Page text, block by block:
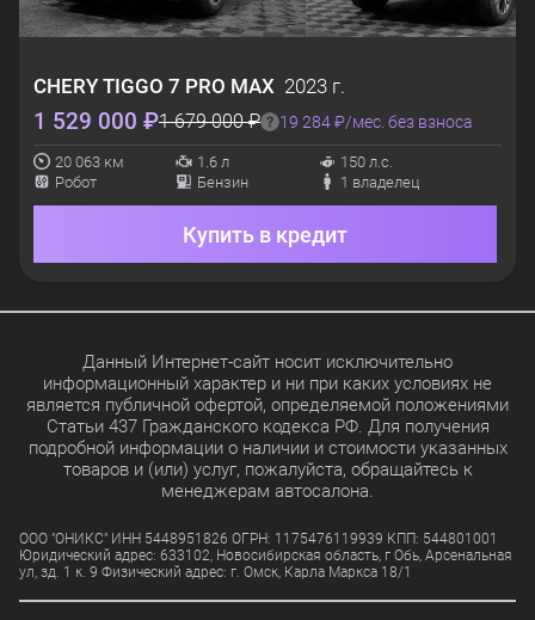
CHERY TIGGO 7 PRO MAX 2023 г.
1 529 000 ₽1 679 000 ₽ 19 284 ₽/мес. без взноса
20 063 км 1.6 л
150 л.с.
Робот
Бензин 1 владелец
Купить в кредит
Данный Интернет-сайт носит исключительно
информационный характер и ни при каких условиях не
является публичной офертой, определяемой положениями
Статьи 437 Гражданского кодекса РФ. Для получения
подробной информации о наличии и стоимости указанных
товаров и (или) услуг, пожалуйста, обращайтесь к
менеджерам автосалона.
ООО "ОНИКС" ИНН 5448951826 ОГРН: 1175476119939 КПП: 544801001
Юридический адрес: 633102, Новосибирская область, г Обь, Арсенальная
ул, зд. 1 к. 9 Физический адрес: г. Омск, Карла Маркса 18/1